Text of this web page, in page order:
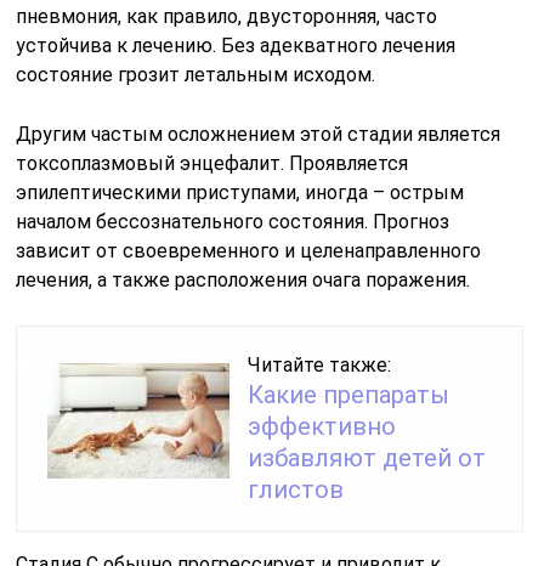
пневмония, как правило, двусторонняя, часто
устойчива к лечению. Без адекватного лечения
состояние грозит летальным исходом.
Другим частым осложнением этой стадии является
токсоплазмовый энцефалит. Проявляется
эпилептическими приступами, иногда – острым
началом бессознательного состояния. Прогноз
зависит от своевременного и целенаправленного
лечения, а также расположения очага поражения.
Читайте также:
Какие препараты
эффективно
избавляют детей от
глистов